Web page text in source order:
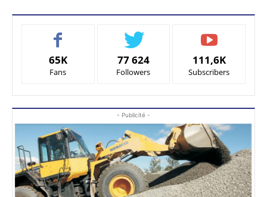
65K
Fans
77 624
Followers
111,6K
Subscribers
- Publicité -